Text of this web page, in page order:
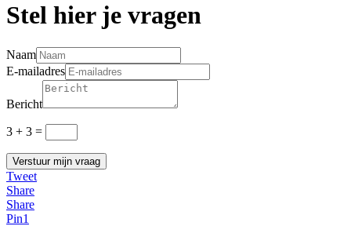
Stel hier je vragen
Naam
E-mailadres
Bericht
3 + 3 =
Verstuur mijn vraag
Alternative:
Tweet
Share
Share
Pin1